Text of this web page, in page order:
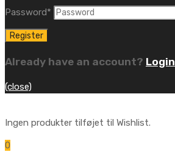
Password*
Already have an account? Login
(close)
Ingen produkter tilføjet til Wishlist.
0